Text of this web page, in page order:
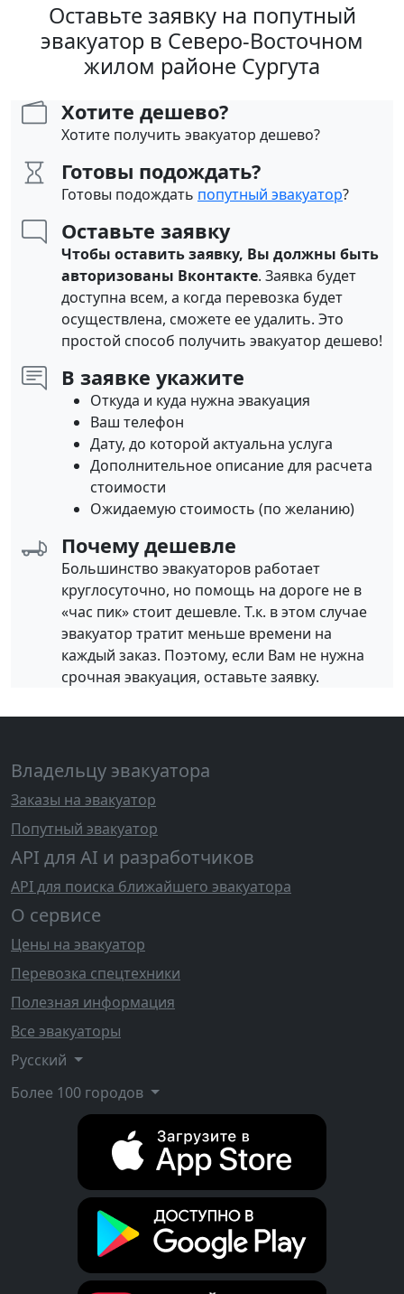
Оставьте заявку на попутный
эвакуатор в Северо-Восточном
жилом районе Сургута
Хотите дешево?
Хотите получить эвакуатор дешево?
Готовы подождать?
Готовы подождать попутный эвакуатор?
Оставьте заявку
Чтобы оставить заявку, Вы должны быть
авторизованы Вконтакте. Заявка будет
доступна всем, а когда перевозка будет
осуществлена, сможете ее удалить. Это
простой способ получить эвакуатор дешево!
В заявке укажите
Откуда и куда нужна эвакуация
Ваш телефон
Дату, до которой актуальна услуга
Дополнительное описание для расчета
стоимости
Ожидаемую стоимость (по желанию)
Почему дешевле
Большинство эвакуаторов работает
круглосуточно, но помощь на дороге не в
«час пик» стоит дешевле. Т.к. в этом случае
эвакуатор тратит меньше времени на
каждый заказ. Поэтому, если Вам не нужна
срочная эвакуация, оставьте заявку.
Владельцу эвакуатора
Заказы на эвакуатор
Попутный эвакуатор
API для AI и разработчиков
API для поиска ближайшего эвакуатора
О сервисе
Цены на эвакуатор
Перевозка спецтехники
Полезная информация
Все эвакуаторы
Русский
Более 100 городов